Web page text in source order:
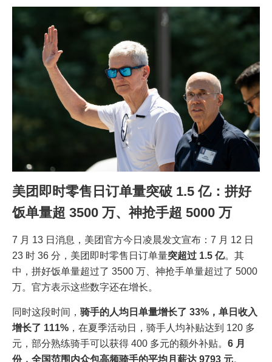
美团即时零售日订单量突破 1.5 亿：拼好
饭单量超 3500 万、神抢手超 5000 万
7 月 13 日消息，美团官方今日凌晨发文宣布：7 月 12 日
23 时 36 分，美团即时零售日订单量突超过 1.5 亿。其
中，拼好饭单量超过了 3500 万、神抢手单量超过了 5000
万。官方表示这些数字还在增长。
同时这段时间， 骑手的人均日单量增长了 33%，单日收入
增长了 111% ，在夏季活动日，骑手人均补贴达到 120 多
元，部分熟练骑手可以获得 400 多元的额外补贴。 6 月
份，全国范围内众包高频骑手的平均月薪达 9793 元。